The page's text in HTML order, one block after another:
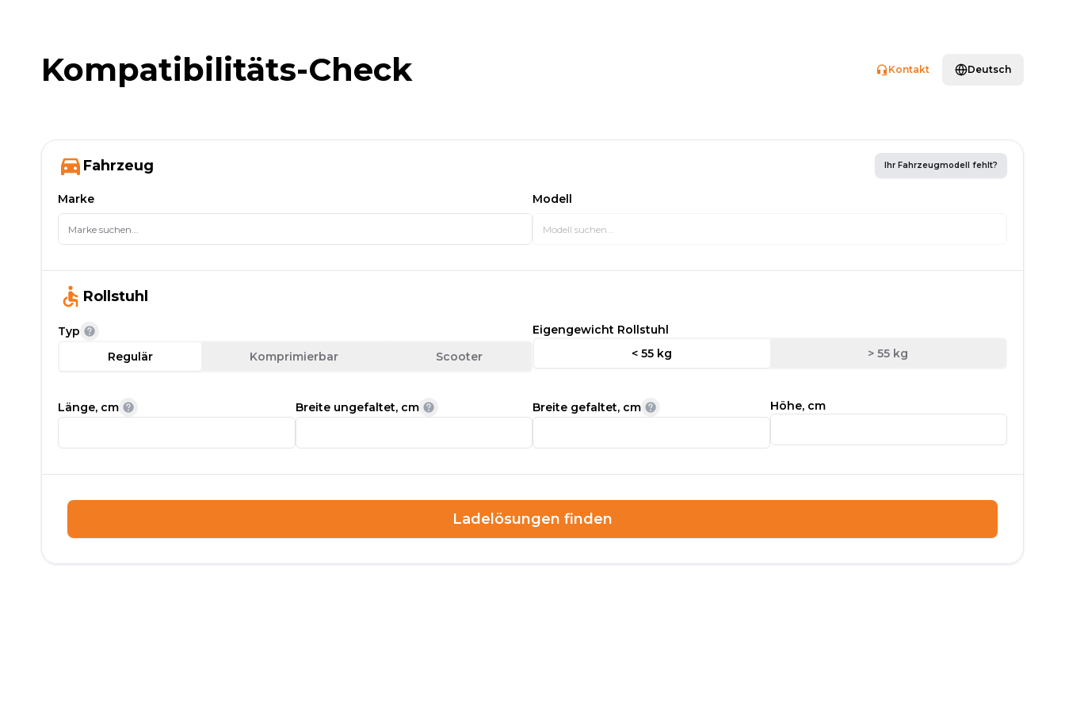
Kompatibilitäts-Check Kontakt Deutsch
Fahrzeug Ihr Fahrzeugmodell fehlt?
Marke Modell
Rollstuhl
Typ
Regulär
Komprimierbar Scooter
Eigengewicht Rollstuhl
< 55 kg
> 55 kg
Länge, cm Breite ungefaltet, cm Breite gefaltet, cm Höhe, cm
Ladelösungen finden